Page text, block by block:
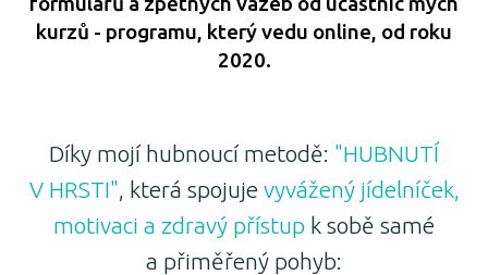
kurzů - programu, který vedu online, od roku
2020.
Díky mojí hubnoucí metodě: "HUBNUTÍ
V HRSTI", která spojuje vyvážený jídelníček,
motivaci a zdravý přístup k sobě samé
a přiměřený pohyb: